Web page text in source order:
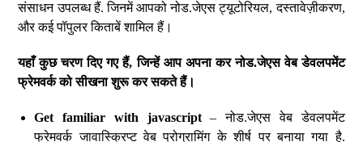
संसाधन उपलब्ध हैं. जिनमें आपको नोड.जेएस ट्यूटोरियल, दस्तावेज़ीकरण,
और कई पॉपुलर किताबें शामिल हैं।
यहाँ कुछ चरण दिए गए हैं,जिन्हें आप अपना कर नोड.जेएस वेब डेवलपमेंट
फ्रेमवर्क को सीखना शुरू कर सकते हैं।
Get familiar with javascript– नोड.जेएस वेब डेवलपमेंट
फ्रेमवर्क जावास्क्रिप्ट वेब प्रोग्रामिंग के शीर्ष पर बनाया गया है.